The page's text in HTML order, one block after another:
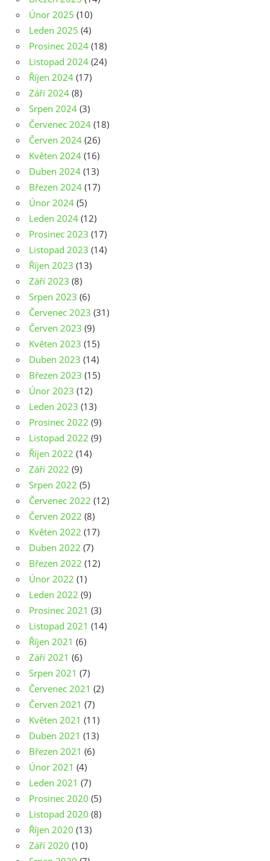
Únor 2025 (10)
Leden 2025 (4)
Prosinec 2024 (18)
Listopad 2024 (24)
Říjen 2024 (17)
Září 2024 (8)
Srpen 2024 (3)
Červenec 2024 (18)
Červen 2024 (26)
Květen 2024 (16)
Duben 2024 (13)
Březen 2024 (17)
Únor 2024 (5)
Leden 2024 (12)
Prosinec 2023 (17)
Listopad 2023 (14)
Říjen 2023 (13)
Září 2023 (8)
Srpen 2023 (6)
Červenec 2023 (31)
Červen 2023 (9)
Květen 2023 (15)
Duben 2023 (14)
Březen 2023 (15)
Únor 2023 (12)
Leden 2023 (13)
Prosinec 2022 (9)
Listopad 2022 (9)
Říjen 2022 (14)
Září 2022 (9)
Srpen 2022 (5)
Červenec 2022 (12)
Červen 2022 (8)
Květen 2022 (17)
Duben 2022 (7)
Březen 2022 (12)
Únor 2022 (1)
Leden 2022 (9)
Prosinec 2021 (3)
Listopad 2021 (14)
Říjen 2021 (6)
Září 2021 (6)
Srpen 2021 (7)
Červenec 2021 (2)
Červen 2021 (7)
Květen 2021 (11)
Duben 2021 (13)
Březen 2021 (6)
Únor 2021 (4)
Leden 2021 (7)
Prosinec 2020 (5)
Listopad 2020 (8)
Říjen 2020 (13)
Září 2020 (10)